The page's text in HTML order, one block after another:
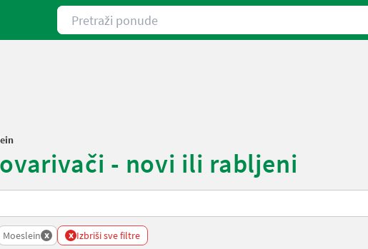
Pretraži ponude
- novi ili rabljeni
Moeslein x x Izbriši sve filtre